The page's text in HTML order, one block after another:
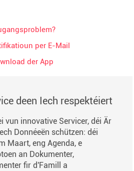
per E-Mail
der App
deen Iech respektéiert
vun innovative Servicer, déi Är
Donnéeën schützen: déi
Maart, eng Agenda, e
an Dokumenter,
fir d'Famill a